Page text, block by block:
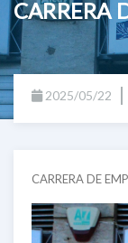
CARRERA
2025/05/22
CARRERA DE